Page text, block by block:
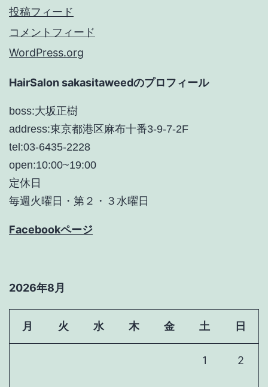
投稿フィード
コメントフィード
WordPress.org
HairSalon sakasitaweedのプロフィール
boss:大坂正樹
address:東京都港区麻布十番3-9-7-2F
tel:03-6435-2228
open:10:00~19:00
定休日
毎週火曜日・第２・３水曜日
Facebookページ
2026年8月
月 火 水 木 金 土 日
1 2